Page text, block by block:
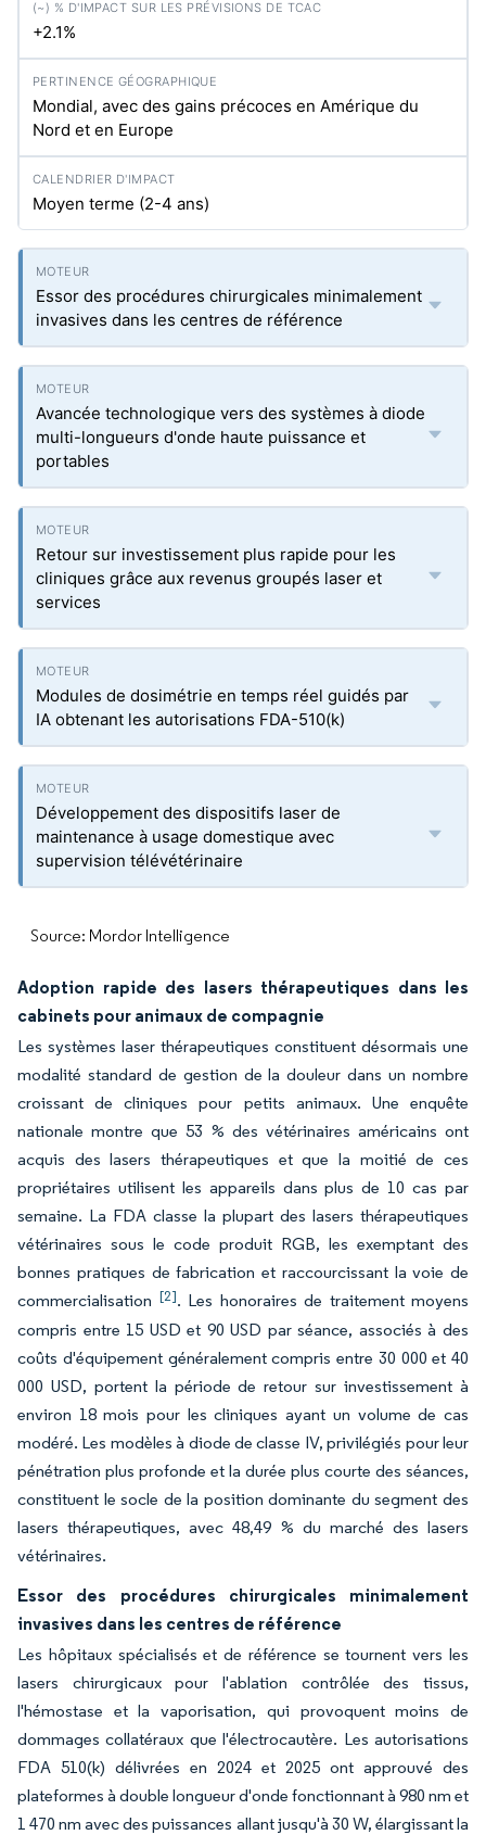
+2.1%
Mondial, avec des gains précoces en Amérique du
Nord et en Europe
Moyen terme (2-4 ans)
Essor des procédures chirurgicales minimalement
invasives dans les centres de référence
Avancée technologique vers des systèmes à diode
multi-longueurs d'onde haute puissance et
portables
Retour sur investissement plus rapide pour les
cliniques grâce aux revenus groupés laser et
services
Modules de dosimétrie en temps réel guidés par
IA obtenant les autorisations FDA-510(k)
Développement des dispositifs laser de
maintenance à usage domestique avec
supervision télévétérinaire
Source: Mordor Intelligence
Adoption rapide des lasers thérapeutiques dans les
cabinets pour animaux de compagnie
Les systèmes laser thérapeutiques constituent désormais une
modalité standard de gestion de la douleur dans un nombre
croissant de cliniques pour petits animaux. Une enquête
nationale montre que 53 % des vétérinaires américains ont
acquis des lasers thérapeutiques et que la moitié de ces
propriétaires utilisent les appareils dans plus de 10 cas par
semaine. La FDA classe la plupart des lasers thérapeutiques
vétérinaires sous le code produit RGB, les exemptant des
bonnes pratiques de fabrication et raccourcissant la voie de
commercialisation [2]. Les honoraires de traitement moyens
compris entre 15 USD et 90 USD par séance, associés à des
coûts d'équipement généralement compris entre 30 000 et 40
000 USD, portent la période de retour sur investissement à
environ 18 mois pour les cliniques ayant un volume de cas
modéré. Les modèles à diode de classe IV, privilégiés pour leur
pénétration plus profonde et la durée plus courte des séances,
constituent le socle de la position dominante du segment des
lasers thérapeutiques, avec 48,49 % du marché des lasers
vétérinaires.
Essor des procédures chirurgicales minimalement
invasives dans les centres de référence
Les hôpitaux spécialisés et de référence se tournent vers les
lasers chirurgicaux pour l'ablation contrôlée des tissus,
l'hémostase et la vaporisation, qui provoquent moins de
dommages collatéraux que l'électrocautère. Les autorisations
FDA 510(k) délivrées en 2024 et 2025 ont approuvé des
plateformes à double longueur d'onde fonctionnant à 980 nm et
1 470 nm avec des puissances allant jusqu'à 30 W, élargissant la